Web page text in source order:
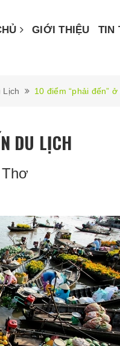
GIỚI THIỆU TIN
Lịch 10 điểm “phải đến”
DU LỊCH